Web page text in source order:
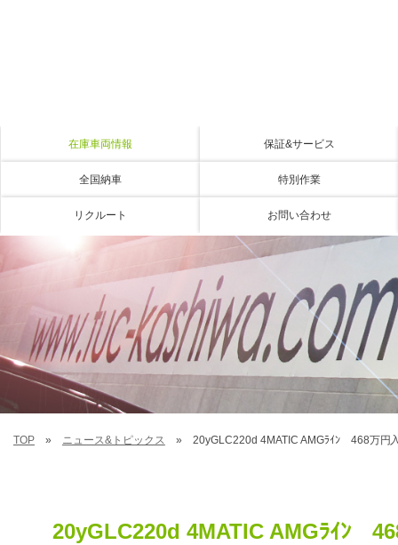
在庫車両情報 保証&サービス
全国納車 特別作業
リクルート お問い合わせ
TOP ニュース&トピックス 20yGLC220d 4MATIC AMGﾗｲﾝ 468万円
20yGLC220d 4MATIC AMGﾗｲﾝ